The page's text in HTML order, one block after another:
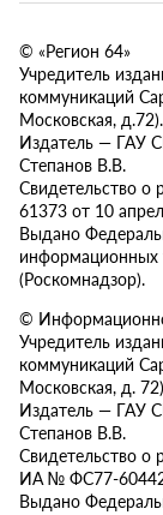
© «Регион 64»
Учредитель
коммуникаций
Московская, д.72).
Издатель — ГАУ
Степанов В.В.
Свидетельство о
61373 от 10
Выдано
информационных
(Роскомнадзор).
©
Учредитель
коммуникаций
Московская, д.
Издатель — ГАУ
Степанов В.В.
Свидетельство о
ИА № ФС77-60442
Выдано